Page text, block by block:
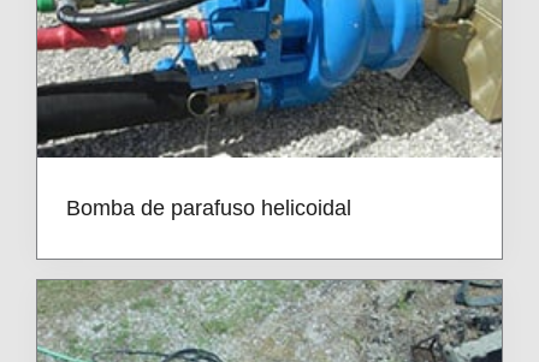
Bomba de parafuso helicoidal